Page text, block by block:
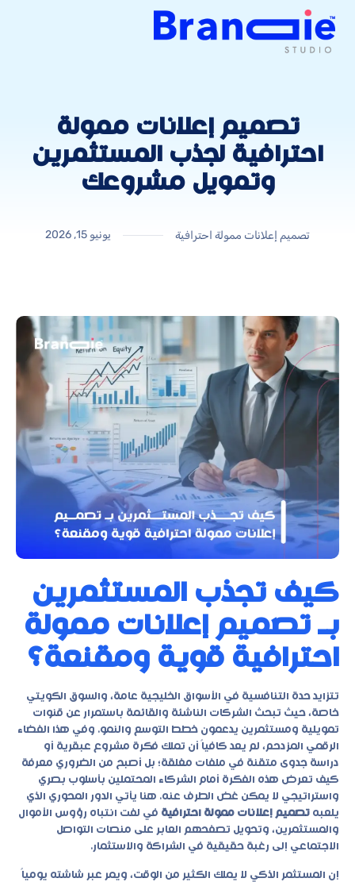
تصميم إعلانات ممولة
احترافية لجذب المستثمرين
وتمويل مشروعك
تصميم إعلانات ممولة احترافية يونيو 15, 2026
كيف تجذب المستثمرين
بـ تصميم إعلانات ممولة
احترافية قوية ومقنعة؟
تتزايد حدة التنافسية في الأسواق الخليجية عامة، والسوق الكويتي
خاصة، حيث تبحث الشركات الناشئة والقائمة باستمرار عن قنوات
تمويلية ومستثمرين يدعمون خطط التوسع والنمو. وفي هذا الفضاء
الرقمي المزدحم، لم يعد كافياً أن تملك فكرة مشروع عبقرية أو
دراسة جدوى متقنة في ملفات مغلقة؛ بل أصبح من الضروري معرفة
كيف تعرض هذه الفكرة أمام الشركاء المحتملين بأسلوب بصري
واستراتيجي لا يمكن غض الطرف عنه. هنا يأتي الدور المحوري الذي
يلعبه تصميم إعلانات ممولة احترافية في لفت انتباه رؤوس الأموال
والمستثمرين، وتحويل تصفحهم العابر على منصات التواصل
الاجتماعي إلى رغبة حقيقية في الشراكة والاستثمار.
إن المستثمر الذكي لا يملك الكثير من الوقت، ويمر عبر شاشته يومياً